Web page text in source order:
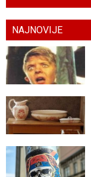
NAJNOVIJE